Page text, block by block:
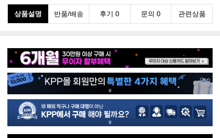
상품설명 반품/배송 후기 0 문의 0 관련상품